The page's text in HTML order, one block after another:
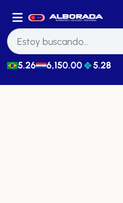
5.26 6,150.00 5.28